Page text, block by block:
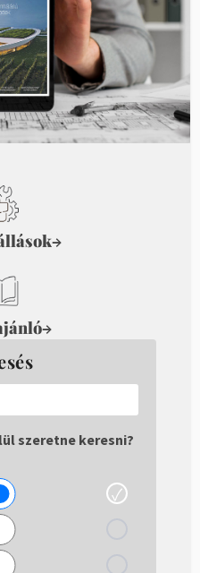
→
→
gépelni...
szeretne keresni?